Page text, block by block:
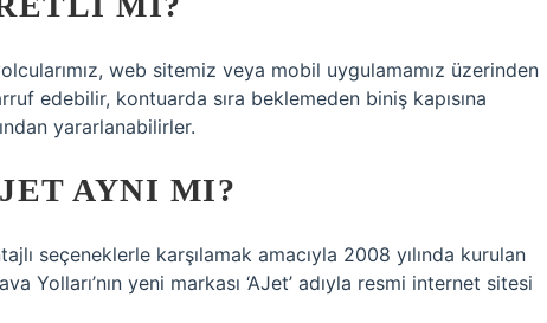
web sitemiz veya mobil uygulamamız üzerinden
edebilir, kontuarda sıra beklemeden biniş kapısına
yararlanabilirler.
AYNI MI?
seçeneklerle karşılamak amacıyla 2008 yılında kurulan
Yolları’nın yeni markası ‘AJet’ adıyla resmi internet sitesi